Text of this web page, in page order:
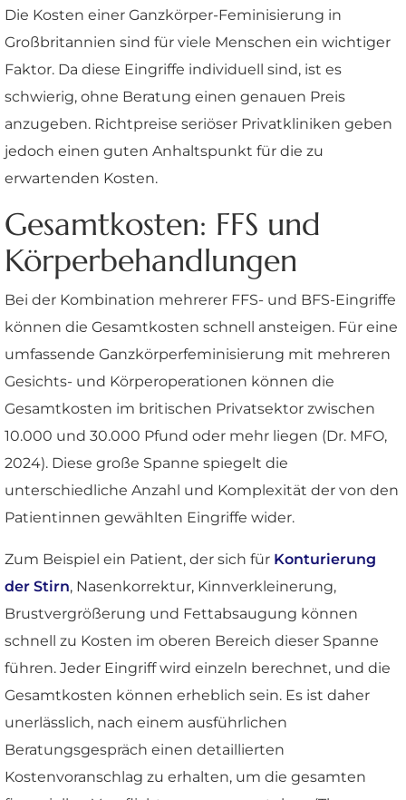
Die Kosten einer Ganzkörper-Feminisierung in
Großbritannien sind für viele Menschen ein wichtiger
Faktor. Da diese Eingriffe individuell sind, ist es
schwierig, ohne Beratung einen genauen Preis
anzugeben. Richtpreise seriöser Privatkliniken geben
jedoch einen guten Anhaltspunkt für die zu
erwartenden Kosten.
Gesamtkosten: FFS und
Körperbehandlungen
Bei der Kombination mehrerer FFS- und BFS-Eingriffe
können die Gesamtkosten schnell ansteigen. Für eine
umfassende Ganzkörperfeminisierung mit mehreren
Gesichts- und Körperoperationen können die
Gesamtkosten im britischen Privatsektor zwischen
10.000 und 30.000 Pfund oder mehr liegen (Dr. MFO,
2024). Diese große Spanne spiegelt die
unterschiedliche Anzahl und Komplexität der von den
Patientinnen gewählten Eingriffe wider.
Zum Beispiel ein Patient, der sich für Konturierung
der Stirn, Nasenkorrektur, Kinnverkleinerung,
Brustvergrößerung und Fettabsaugung können
schnell zu Kosten im oberen Bereich dieser Spanne
führen. Jeder Eingriff wird einzeln berechnet, und die
Gesamtkosten können erheblich sein. Es ist daher
unerlässlich, nach einem ausführlichen
Beratungsgespräch einen detaillierten
Kostenvoranschlag zu erhalten, um die gesamten